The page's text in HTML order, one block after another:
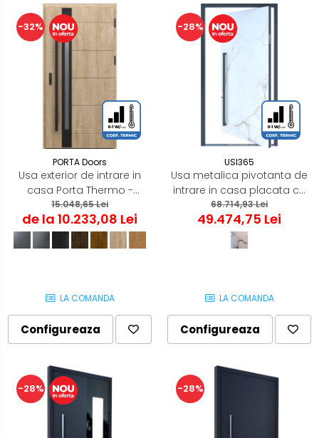
-32%
PORTA Doors
Usa exterior de intrare in
casa Porta Thermo -
Optimum Energy - Model
Classic G1
15.048,65 Lei
de la 10.233,08 Lei
LA COMANDA
Configureaza
-28%
USI365
Usa metalica pivotanta de
intrare in casa placata cu
cuartz sinterizat ���
Model PIVOT, culoare Abu
Dhabi
68.714,93 Lei
49.474,75 Lei
LA COMANDA
Configureaza
-28% -28%